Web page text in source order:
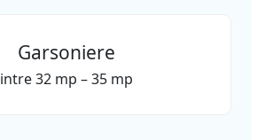
Garsoniere
intre 32 mp – 35 mp